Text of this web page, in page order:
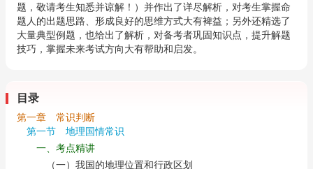
题，敬请考生知悉并谅解！）并作出了详尽解析，对考生掌握命
题人的出题思路、形成良好的思维方式大有裨益；另外还精选了
大量典型例题，也给出了解析，对备考者巩固知识点，提升解题
技巧，掌握未来考试方向大有帮助和启发。
目录
第一章 常识判断
第一节 地理国情常识
一、考点精讲
（一）我国的地理位置和行政区划